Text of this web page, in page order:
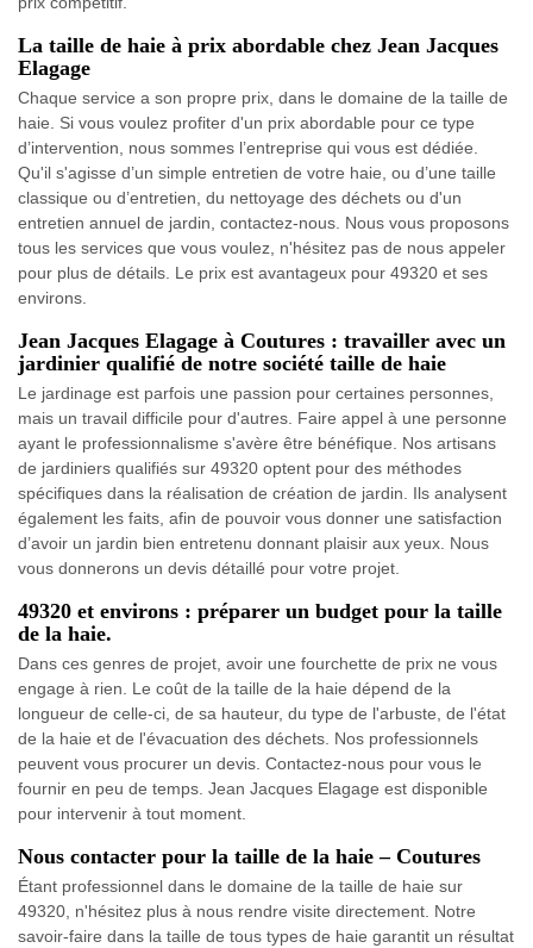
La taille de haie à prix abordable chez Jean Jacques
Elagage
Chaque service a son propre prix, dans le domaine de la taille de
haie. Si vous voulez profiter d'un prix abordable pour ce type
d’intervention, nous sommes l’entreprise qui vous est dédiée.
Qu'il s'agisse d’un simple entretien de votre haie, ou d’une taille
classique ou d’entretien, du nettoyage des déchets ou d'un
entretien annuel de jardin, contactez-nous. Nous vous proposons
tous les services que vous voulez, n'hésitez pas de nous appeler
pour plus de détails. Le prix est avantageux pour 49320 et ses
environs.
Jean Jacques Elagage à Coutures : travailler avec un
jardinier qualifié de notre société taille de haie
Le jardinage est parfois une passion pour certaines personnes,
mais un travail difficile pour d'autres. Faire appel à une personne
ayant le professionnalisme s'avère être bénéfique. Nos artisans
de jardiniers qualifiés sur 49320 optent pour des méthodes
spécifiques dans la réalisation de création de jardin. Ils analysent
également les faits, afin de pouvoir vous donner une satisfaction
d’avoir un jardin bien entretenu donnant plaisir aux yeux. Nous
vous donnerons un devis détaillé pour votre projet.
49320 et environs : préparer un budget pour la taille
de la haie.
Dans ces genres de projet, avoir une fourchette de prix ne vous
engage à rien. Le coût de la taille de la haie dépend de la
longueur de celle-ci, de sa hauteur, du type de l'arbuste, de l'état
de la haie et de l'évacuation des déchets. Nos professionnels
peuvent vous procurer un devis. Contactez-nous pour vous le
fournir en peu de temps. Jean Jacques Elagage est disponible
pour intervenir à tout moment.
Nous contacter pour la taille de la haie – Coutures
Étant professionnel dans le domaine de la taille de haie sur
49320, n'hésitez plus à nous rendre visite directement. Notre
savoir-faire dans la taille de tous types de haie garantit un résultat